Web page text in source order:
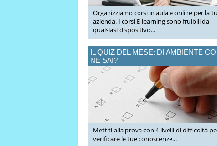
Organizziamo corsi in aula e online per la
azienda. I corsi E-learning sono fruibili da
qualsiasi dispositivo...
IL QUIZ DEL MESE: DI AMBIENTE
NE SAI?
Mettiti alla prova con 4 livelli di difficoltà
verificare le tue conoscenze...